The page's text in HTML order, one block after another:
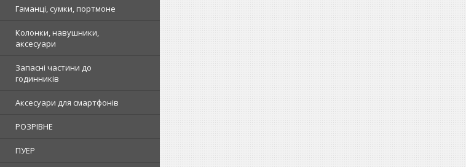
Гаманці, сумки, портмоне
Колонки, навушники,
аксесуари
Запасні частини до
годинників
Аксесуари для смартфонів
РОЗРІВНЕ
ПУЕР